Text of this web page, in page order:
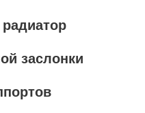
радиатор
заслонки